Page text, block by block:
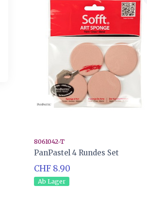
8061042-T
PanPastel 4 Rundes Set
CHF 8.90
Ab Lager